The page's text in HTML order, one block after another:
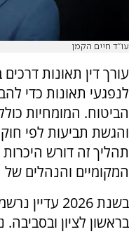
עו"ד חיים הקמן
עורך דין תאונות
לנפגעי תאונות כדי
הביטוח. המומחיות
והגשת תביעות לפי
תהליך זה דורש
המקומיים והנהלים
בשנת 2026
בראשון לציון